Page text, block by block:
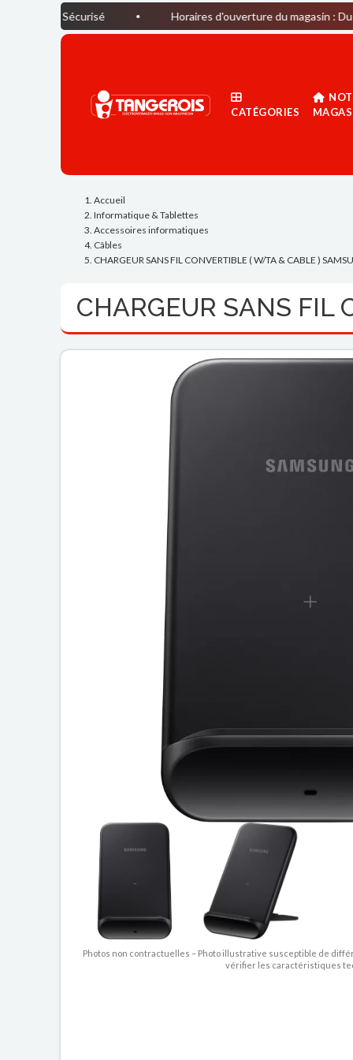
Horaires d'ouverture du magasin : Du lundi au
CATÉGORIES
Accueil
Informatique & Tablettes
Accessoires informatiques
Câbles
CHARGEUR SANS FIL CONVERTIBLE ( W/TA & CABLE )
CHARGEUR SANS FIL
Photos non contractuelles – Photo illustrative susceptible de
vérifier les caractéristiques